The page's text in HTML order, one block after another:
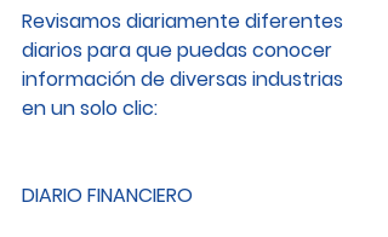
Revisamos diariamente diferentes
diarios para que puedas conocer
información de diversas industrias
en un solo clic:
DIARIO FINANCIERO